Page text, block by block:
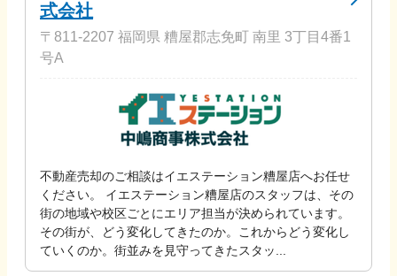
式会社
〒811-2207 福岡県 糟屋郡志免町 南里 3丁目4番1
号A
不動産売却のご相談はイエステーション糟屋店へお任せ
ください。 イエステーション糟屋店のスタッフは、その
街の地域や校区ごとにエリア担当が決められています。
その街が、どう変化してきたのか。これからどう変化し
ていくのか。街並みを見守ってきたスタッ...